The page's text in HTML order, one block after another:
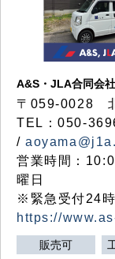
A&S・JLA合同会社
〒 059-0028
TEL：050-
/
営業時間：
曜日
※緊急受付24
https://
販売可